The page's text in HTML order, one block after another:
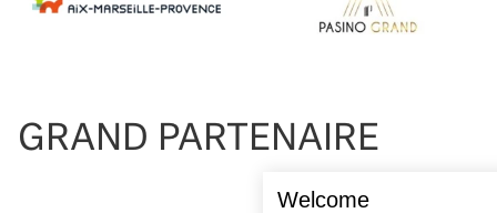
GRAND PARTENAIRE
Welcome